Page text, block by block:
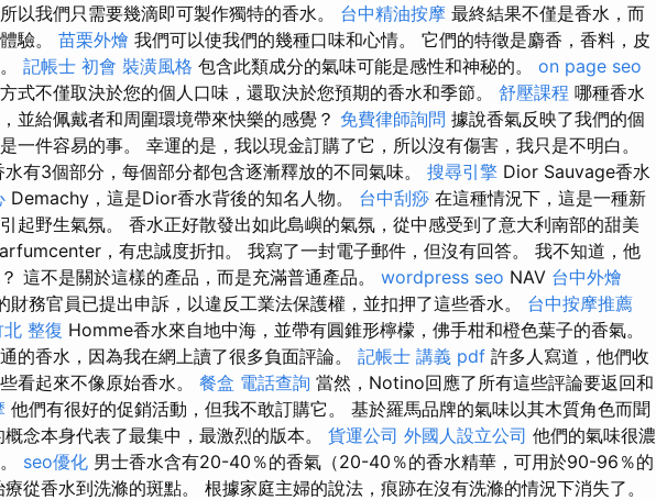
以我們只需要幾滴即可製作獨特的香水。 台中精油按摩 最終結果不僅是香水，而
驗。 苗栗外燴 我們可以使我們的幾種口味和心情。 它們的特徵是麝香，香料，皮
記帳士 初會 裝潢風格 包含此類成分的氣味可能是感性和神秘的。 on page seo
式不僅取決於您的個人口味，還取決於您預期的香水和季節。 舒壓課程 哪種香水
並給佩戴者和周圍環境帶來快樂的感覺？ 免費律師詢問 據說香氣反映了我們的個
一件容易的事。 幸運的是，我以現金訂購了它，所以沒有傷害，我只是不明白。
水有3個部分，每個部分都包含逐漸釋放的不同氣味。 搜尋引擎 Dior Sauvage香水
Demachy，這是Dior香水背後的知名人物。 台中刮痧 在這種情況下，這是一種新
起野生氣氛。 香水正好散發出如此島嶼的氣氛，從中感受到了意大利南部的甜美
，有忠誠度折扣。 我寫了一封電子郵件，但沒有回答。 我不知道，他
這不是關於這樣的產品，而是充滿普通產品。 wordpress seo NAV 台中外燴
財務官員已提出申訴，以違反工業法保護權，並扣押了這些香水。 台中按摩推薦
北 整復 Homme香水來自地中海，並帶有圓錐形檸檬，佛手柑和橙色葉子的香氣。
的香水，因為我在網上讀了很多負面評論。 記帳士 講義 pdf 許多人寫道，他們收
看起來不像原始香水。 餐盒 電話查詢 當然，Notino回應了所有這些評論要返回和
他們有很好的促銷活動，但我不敢訂購它。 基於羅馬品牌的氣味以其木質角色而聞
概念本身代表了最集中，最激烈的版本。 貨運公司 外國人設立公司 他們的氣味很濃
seo優化 男士香水含有20-40％的香氣（20-40％的香水精華，可用於90-96％的
從香水到洗滌的斑點。 根據家庭主婦的說法，痕跡在沒有洗滌的情況下消失了。